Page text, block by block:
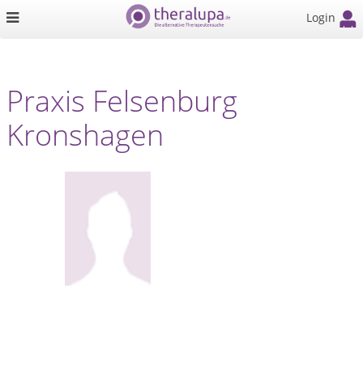
Login
Praxis Felsenburg
Kronshagen